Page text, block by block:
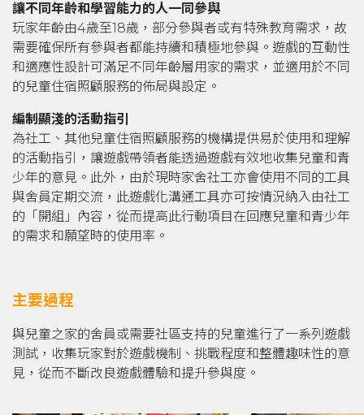
讓不同年齡和學習能力的人一同參與
玩家年齡由4歲至18歲，部分參與者或有特殊教育需求，故
需要確保所有參與者都能持續和積極地參與。遊戲的互動性
和適應性設計可滿足不同年齡層用家的需求，並適用於不同
的兒童住宿照顧服務的佈局與設定。
編制顯淺的活動指引
為社工、其他兒童住宿照顧服務的機構提供易於使用和理解
的活動指引，讓遊戲帶領者能透過遊戲有效地收集兒童和青
少年的意見。此外，由於現時家舍社工亦會使用不同的工具
與舍員定期交流，此遊戲化溝通工具亦可按情況納入由社工
的「開組」內容，從而提高此行動項目在回應兒童和青少年
的需求和願望時的使用率。
主要過程
與兒童之家的舍員或需要社區支持的兒童進行了一系列遊戲
測試，收集玩家對於遊戲機制、挑戰程度和整體趣味性的意
見，從而不斷改良遊戲體驗和提升參與度。